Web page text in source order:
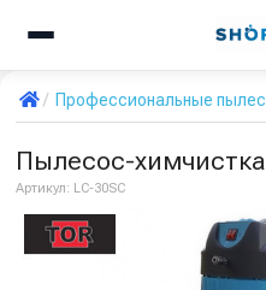
Профессиональные
Пылесос-химчистка
Артикул: LC-30SC